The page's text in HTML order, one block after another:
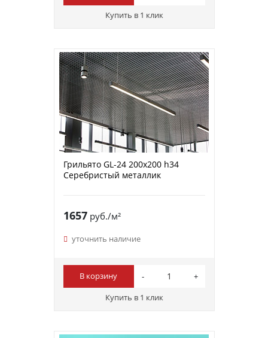
Купить в 1 клик
Грильято GL-24 200х200 h34
Серебристый металлик
1657руб./м²
уточнить наличие
В корзину
Купить в 1 клик